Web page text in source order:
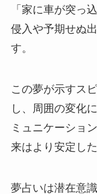
「家に車が突っ
侵入や予期せぬ
す。
この夢が示すス
し、周囲の変化
ミュニケーショ
来はより安定し
夢占いは潜在意